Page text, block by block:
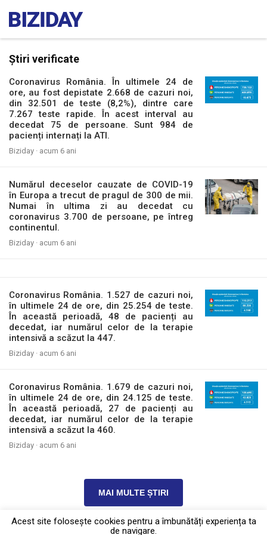
Știri verificate
Coronavirus România. În ultimele 24 de
ore, au fost depistate 2.668 de cazuri noi,
din 32.501 de teste (8,2%), dintre care
7.267 teste rapide. În acest interval au
decedat 75 de persoane. Sunt 984 de
pacienți internați la ATI.
Biziday · acum 6 ani
Numărul deceselor cauzate de COVID-19
în Europa a trecut de pragul de 300 de mii.
Numai în ultima zi au decedat cu
coronavirus 3.700 de persoane, pe întreg
continentul.
Biziday · acum 6 ani
Coronavirus România. 1.527 de cazuri noi,
în ultimele 24 de ore, din 25.254 de teste.
În această perioadă, 48 de pacienți au
decedat, iar numărul celor de la terapie
intensivă a scăzut la 447.
Biziday · acum 6 ani
Coronavirus România. 1.679 de cazuri noi,
în ultimele 24 de ore, din 24.125 de teste.
În această perioadă, 27 de pacienți au
decedat, iar numărul celor de la terapie
intensivă a scăzut la 460.
Biziday · acum 6 ani
MAI MULTE ȘTIRI
Acest site foloseşte cookies pentru a îmbunătăți experiența ta
de navigare.